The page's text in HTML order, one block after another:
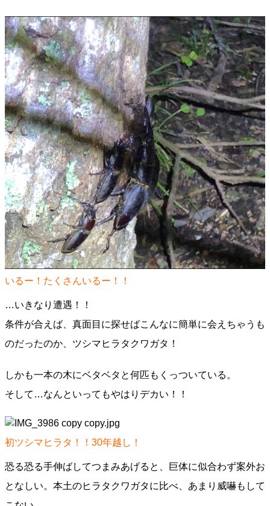
いるー！たくさんいるー！！
…いきなり遭遇！！
条件が合えば、真面目に探せばこんなに簡単に会えちゃうも
のだったのか、ツシマヒラタクワガタ！
しかも一本の木にベタベタと何匹もくっついている。
そして…なんといってもやはりデカい！！
初ツシマヒラタ！！30年越し！
恐る恐る手伸ばしてつまみあげると、巨体に似合わず案外お
となしい。本土のヒラタクワガタに比べ、あまり威嚇もして